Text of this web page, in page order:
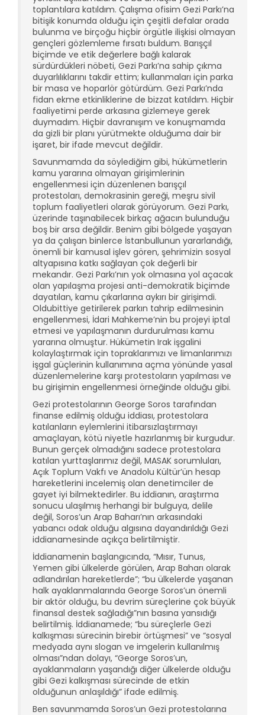
toplantılara katıldım. Çalışma ofisim Gezi Parkı’na
bitişik konumda olduğu için çeşitli defalar orada
bulunma ve birçoğu hiçbir örgütle ilişkisi olmayan
gençleri gözlemleme fırsatı buldum. Barışçıl
biçimde ve etik değerlere bağlı kalarak
sürdürdükleri nöbeti, Gezi Parkı’na sahip çıkma
duyarlılıklarını takdir ettim; kullanmaları için parka
bir masa ve hoparlör götürdüm. Gezi Parkı’nda
fidan ekme etkinliklerine de bizzat katıldım. Hiçbir
faaliyetimi perde arkasına gizlemeye gerek
duymadım. Hiçbir davranışım ve konuşmamda
da gizli bir planı yürütmekte olduğuma dair bir
işaret, bir ifade mevcut değildir.
Savunmamda da söylediğim gibi, hükümetlerin
kamu yararına olmayan girişimlerinin
engellenmesi için düzenlenen barışçıl
protestoları, demokrasinin gereği, meşru sivil
toplum faaliyetleri olarak görüyorum. Gezi Parkı,
üzerinde taşınabilecek birkaç ağacın bulunduğu
boş bir arsa değildir. Benim gibi bölgede yaşayan
ya da çalışan binlerce İstanbullunun yararlandığı,
önemli bir kamusal işlev gören, şehrimizin sosyal
altyapısına katkı sağlayan çok değerli bir
mekandır. Gezi Parkı’nın yok olmasına yol açacak
olan yapılaşma projesi anti-demokratik biçimde
dayatılan, kamu çıkarlarına aykırı bir girişimdi.
Oldubittiye getirilerek parkın tahrip edilmesinin
engellenmesi, İdari Mahkeme’nin bu projeyi iptal
etmesi ve yapılaşmanın durdurulması kamu
yararına olmuştur. Hükümetin Irak işgalini
kolaylaştırmak için topraklarımızı ve limanlarımızı
işgal güçlerinin kullanımına açma yönünde yasal
düzenlemelerine karşı protestoların yapılması ve
bu girişimin engellenmesi örneğinde olduğu gibi.
Gezi protestolarının George Soros tarafından
finanse edilmiş olduğu iddiası, protestolara
katılanların eylemlerini itibarsızlaştırmayı
amaçlayan, kötü niyetle hazırlanmış bir kurgudur.
Bunun gerçek olmadığını sadece protestolara
katılan yurttaşlarımız değil, MASAK sorumluları,
Açık Toplum Vakfı ve Anadolu Kültür’ün hesap
hareketlerini incelemiş olan denetimciler de
gayet iyi bilmektedirler. Bu iddianın, araştırma
sonucu ulaşılmış herhangi bir bulguya, delile
değil, Soros’un Arap Baharı’nın arkasındaki
yabancı odak olduğu algısına dayandırıldığı Gezi
iddianamesinde açıkça belirtilmiştir.
İddianamenin başlangıcında, “Mısır, Tunus,
Yemen gibi ülkelerde görülen, Arap Baharı olarak
adlandırılan hareketlerde”; “bu ülkelerde yaşanan
halk ayaklanmalarında George Soros’un önemli
bir aktör olduğu, bu devrim süreçlerine çok büyük
finansal destek sağladığı”nın basına yansıdığı
belirtilmiş. İddianamede; “bu süreçlerle Gezi
kalkışması sürecinin birebir örtüşmesi” ve “sosyal
medyada aynı slogan ve imgelerin kullanılmış
olması”ndan dolayı, “George Soros’un,
ayaklanmaların yaşandığı diğer ülkelerde olduğu
gibi Gezi kalkışması sürecinde de etkin
olduğunun anlaşıldığı” ifade edilmiş.
Ben savunmamda Soros’un Gezi protestolarına